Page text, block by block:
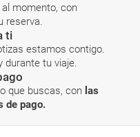
al momento, con
reserva.
ti
estamos contigo.
durante tu viaje.
que buscas, con las
de pago.